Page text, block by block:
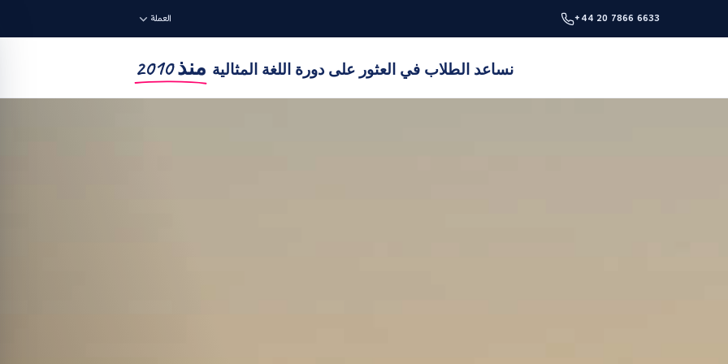
+44 20 7866 6633 العملة
نساعد الطلاب في العثور على دورة اللغة المثالية منذ 2010